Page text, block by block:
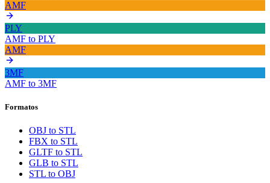
AMF
PLY
AMF to PLY
AMF
3MF
AMF to 3MF
Formatos
OBJ to STL
FBX to STL
GLTF to STL
GLB to STL
STL to OBJ